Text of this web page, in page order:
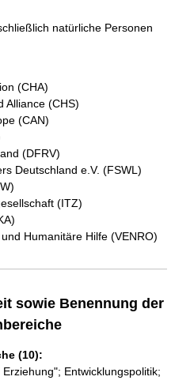
natürliche Personen
(CHA)
Alliance (CHS)
(CAN)
(DFRV)
Deutschland e.V. (FSWL)
(ITZ)
Humanitäre Hilfe (VENRO)
sowie Benennung der
(10):
Entwicklungspolitik;